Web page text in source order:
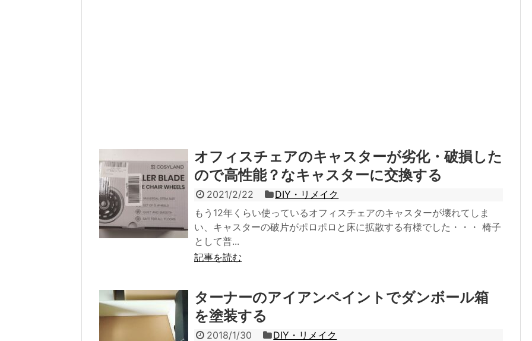
オフィスチェアのキャスターが劣化・破損した
ので高性能？なキャスターに交換する
2021/2/22
DIY・リメイク
もう12年くらい使っているオフィスチェアのキャスターが壊れてしま
い、キャスターの破片がポロポロと床に拡散する有様でした・・・ 椅子
として普...
記事を読む
ターナーのアイアンペイントでダンボール箱
を塗装する
2018/1/30 DIY・リメイク